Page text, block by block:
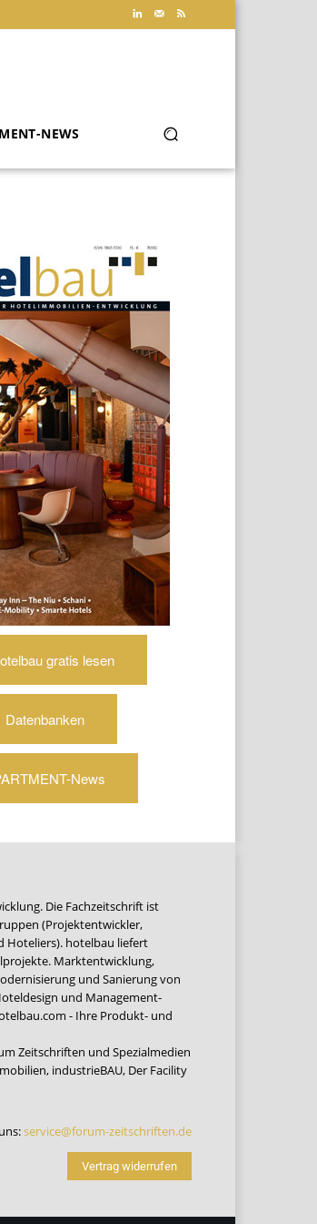
NEWS
gratis lesen
Datenbanken
News
Die Fachzeitschrift ist
(Projektentwickler,
Hoteliers). hotelbau liefert
Marktentwicklung,
und Sanierung von
und Management-
- Ihre Produkt- und
Zeitschriften und Spezialmedien
, industrieBAU, Der Facility
service@forum-zeitschriften.de
Vertrag widerrufen